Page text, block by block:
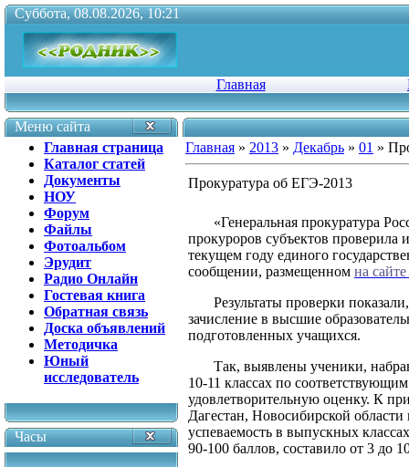
Суббота, 08.08.2026, 10:21
Главная
Меню сайта
Главная страница
Каталог статей
Документы
НОУ
Форум
Файлы
Фотоальбом
Эрудит
Радио Онлайн
Гостевая книга
Обратная связь
Доска объявлений
Методичка
Юный
исследователь
Часы
Главная » 2013 » Декабрь » 01 »
Прокуратура об ЕГЭ-2013
«Генеральная прокуратура
прокуроров субъектов проверила
текущем году единого
сообщении, размещенном на
Результаты проверки
зачисление в высшие
подготовленных учащихся.
Так, выявлены ученики,
10-11 классах по
удовлетворительную оценку. К
Дагестан, Новосибирской
успеваемость в выпускных
90-100 баллов, составило от 3 до